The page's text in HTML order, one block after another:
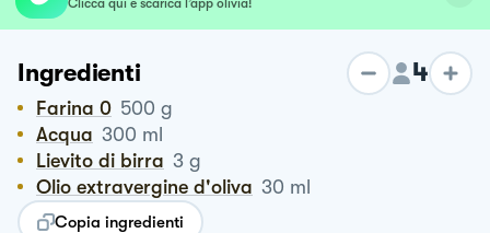
Ingredienti 4
Farina 0 500 g
Acqua 300 ml
Lievito di birra 3 g
Olio extravergine d'oliva 30 ml
Copia ingredienti